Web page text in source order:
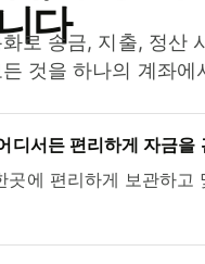
다
로 송금, 지출, 정산
것을 하나의 계좌에
디서든 편리하게 자금을
곳에 편리하게 보관하고